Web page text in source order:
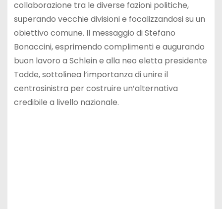
collaborazione tra le diverse fazioni politiche,
superando vecchie divisioni e focalizzandosi su un
obiettivo comune. Il messaggio di Stefano
Bonaccini, esprimendo complimenti e augurando
buon lavoro a Schlein e alla neo eletta presidente
Todde, sottolinea l’importanza di unire il
centrosinistra per costruire un’alternativa
credibile a livello nazionale.